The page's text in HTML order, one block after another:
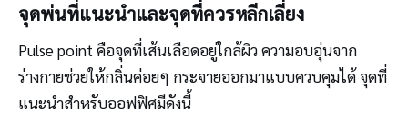
จุดพ่นที่แนะนำและจุดที่ควรหลีกเลี่ยง
Pulse point คือจุดที่เส้นเลือดอยู่ใกล้ผิว ความอบอุ่นจาก
ร่างกายช่วยให้กลิ่นค่อยๆ กระจายออกมาแบบควบคุมได้ จุดที่
แนะนำสำหรับออฟฟิศมีดังนี้